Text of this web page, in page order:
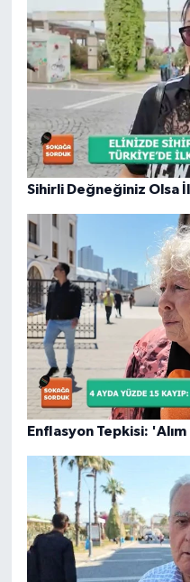
Sihirli Değneğiniz Olsa
Enflasyon Tepkisi: